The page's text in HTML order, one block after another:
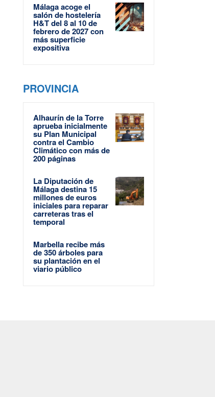
Málaga acoge el
salón de hostelería
H&T del 8 al 10 de
febrero de 2027 con
más superficie
expositiva
PROVINCIA
Alhaurín de la Torre
aprueba inicialmente
su Plan Municipal
contra el Cambio
Climático con más de
200 páginas
La Diputación de
Málaga destina 15
millones de euros
iniciales para reparar
carreteras tras el
temporal
Marbella recibe más
de 350 árboles para
su plantación en el
viario público